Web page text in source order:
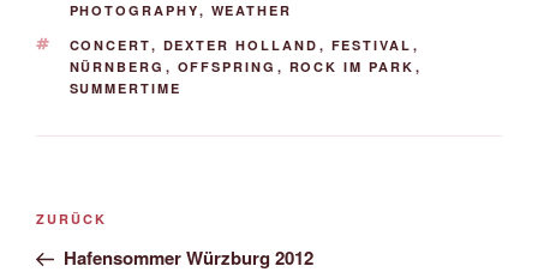
PHOTOGRAPHY, WEATHER
SCHLAGWÖRTER
CONCERT, DEXTER HOLLAND , FESTIVAL ,
NÜRNBERG , OFFSPRING , ROCK IM PARK ,
SUMMERTIME
Beitrags-
Vorheriger
Beitrag
ZURÜCK
Hafensommer Würzburg 2012